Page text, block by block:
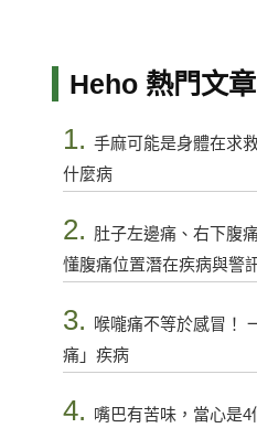
Heho 熱門文章
1. 手麻可能是身體在求
什麼病
2. 肚子左邊痛、右下腹
懂腹痛位置潛在疾病與警
3.
喉嚨痛不等於感冒！
痛」疾病
4. 嘴巴有苦味，當心是4